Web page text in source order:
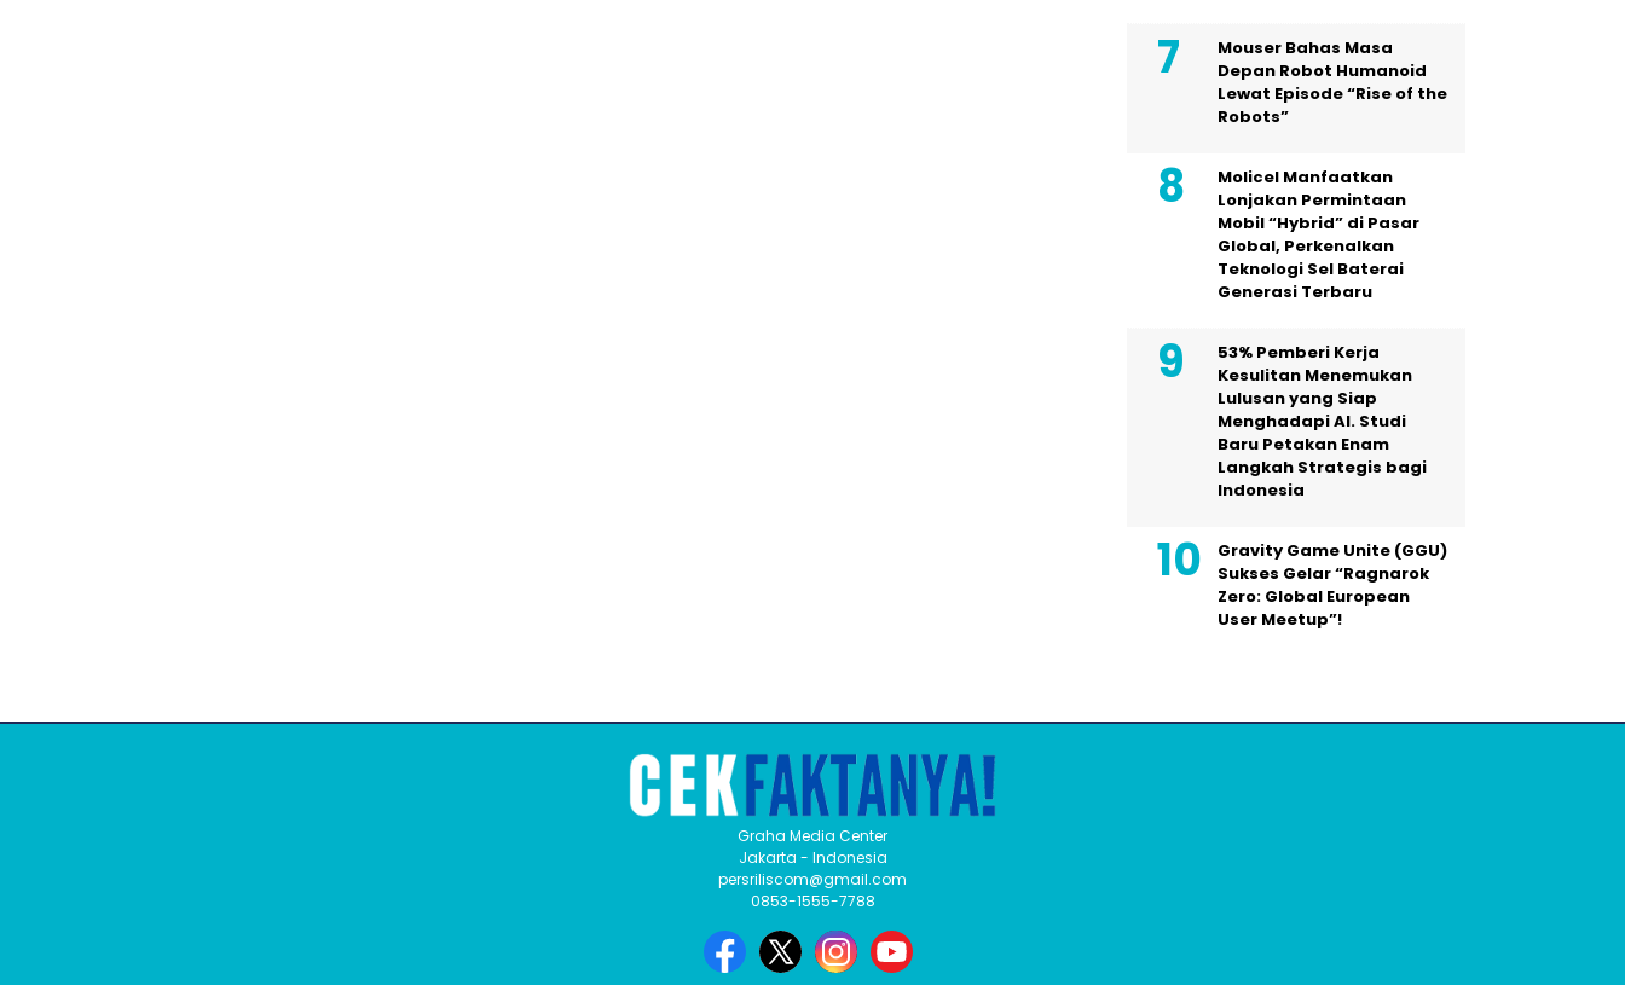
Mouser Bahas Masa
Depan Robot Humanoid
Lewat Episode “Rise of the
Robots”
Molicel Manfaatkan
Lonjakan Permintaan
Mobil “Hybrid” di Pasar
Global, Perkenalkan
Teknologi Sel Baterai
Generasi Terbaru
53% Pemberi Kerja
Kesulitan Menemukan
Lulusan yang Siap
Menghadapi AI. Studi
Baru Petakan Enam
Langkah Strategis bagi
Indonesia
Gravity Game Unite (GGU)
Sukses Gelar “Ragnarok
Zero: Global European
User Meetup”!
Graha Media Center
Jakarta - Indonesia
persriliscom@gmail.com
0853-1555-7788